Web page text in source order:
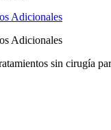
Adicionales
Adicionales
sin cirugía